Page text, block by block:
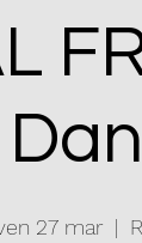
27 mar
  |